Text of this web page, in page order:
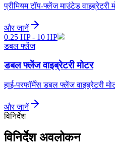
प्रीमियम टॉप-फ्लेंज माउंटेड
और जानें
0.25 HP - 10 HP
डबल फ्लेंज
डबल फ्लेंज वाइब्रेटरी मोटर
हाई-परफॉर्मेंस डबल फ्लेंज वाइब्रेटरी
और जानें
विनिर्देश
विनिर्देश अवलोकन